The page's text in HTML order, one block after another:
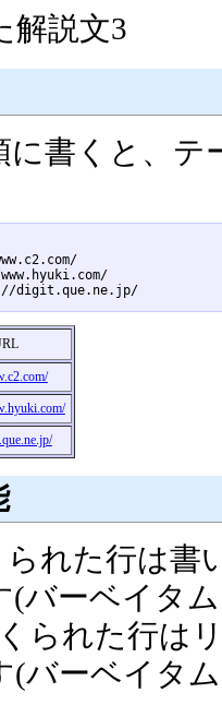
解説文3
に書くと、
,WalWiki,Makio Tsukamoto,http://digit.que.ne.jp/
れた行は書
(バーベイタ
られた行は
(バーベイタ